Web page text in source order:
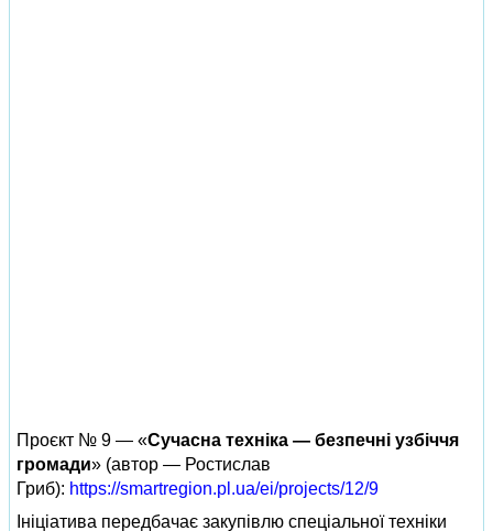
Проєкт № 9 — «Сучасна техніка — безпечні узбіччя
громади» (автор — Ростислав
Гриб): https://smartregion.pl.ua/ei/projects/12/9
Ініціатива передбачає закупівлю спеціальної техніки